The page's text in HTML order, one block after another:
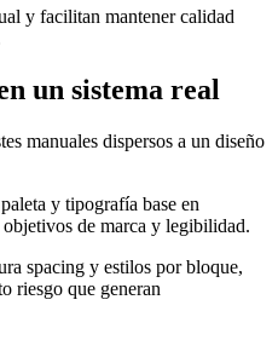
y facilitan mantener calidad
un sistema real
manuales dispersos a un diseño
y tipografía base en
de marca y legibilidad.
spacing y estilos por bloque,
riesgo que generan